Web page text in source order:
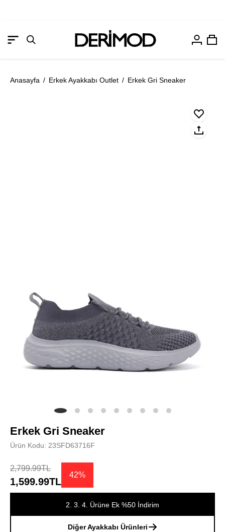
GezinmeArama
Hesabım
Anasayfa / Erkek Ayakkabı Outlet / Erkek Gri Sneaker
Erkek Gri Sneaker
Ürün Kodu: 23SFD63716F
2,799.99TL
1,599.99TL
42%
2. 3. 4. Ürüne Ek %50 İndirim
Diğer Ayakkabı Ürünleri